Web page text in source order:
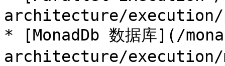
architecture/
* [MonadDb 数据库](/
architecture/execution/